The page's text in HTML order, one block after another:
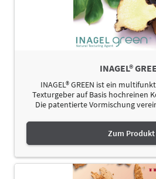
INAGEL®
INAGEL® GREEN ist ein
Texturgeber auf Basis hochreinen
Die patentierte Vormischung
Zum Produkt